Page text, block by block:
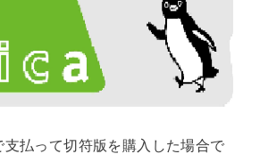
払って切符版を購入した場合で